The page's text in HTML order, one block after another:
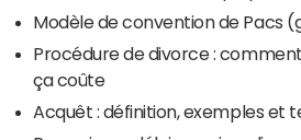
Modèle de convention de Pacs
Procédure de divorce :
ça coûte
Acquêt : définition, exemples et